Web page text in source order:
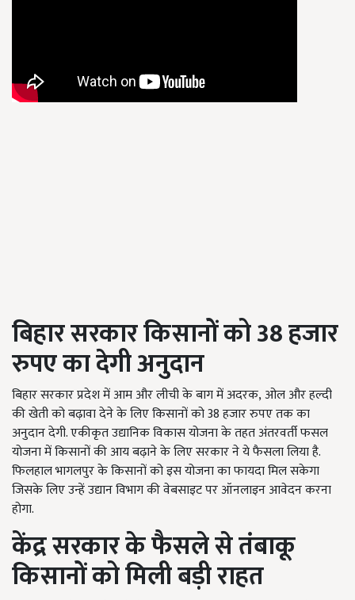
बिहार सरकार किसानों को38हजार
रुपए का देगी अनुदान
बिहार सरकार प्रदेश में आम और लीची के बाग में अदरक, ओल और हल्दी
की खेती को बढ़ावा देने के लिए किसानों को 38हजार रुपए तक का
अनुदान देगी. एकीकृत उद्यानिक विकास योजना के तहत अंतरवर्ती फसल
योजना में किसानों की आय बढ़ाने के लिए सरकार ने ये फैसला लिया है.
फिलहाल भागलपुर के किसानों को इस योजना का फायदा मिल सकेगा
जिसके लिए उन्हें उद्यान विभाग की वेबसाइट पर ऑनलाइन आवेदन करना
होगा.
केंद्र सरकार के फैसले से तंबाकू
किसानों को मिली बड़ी राहत